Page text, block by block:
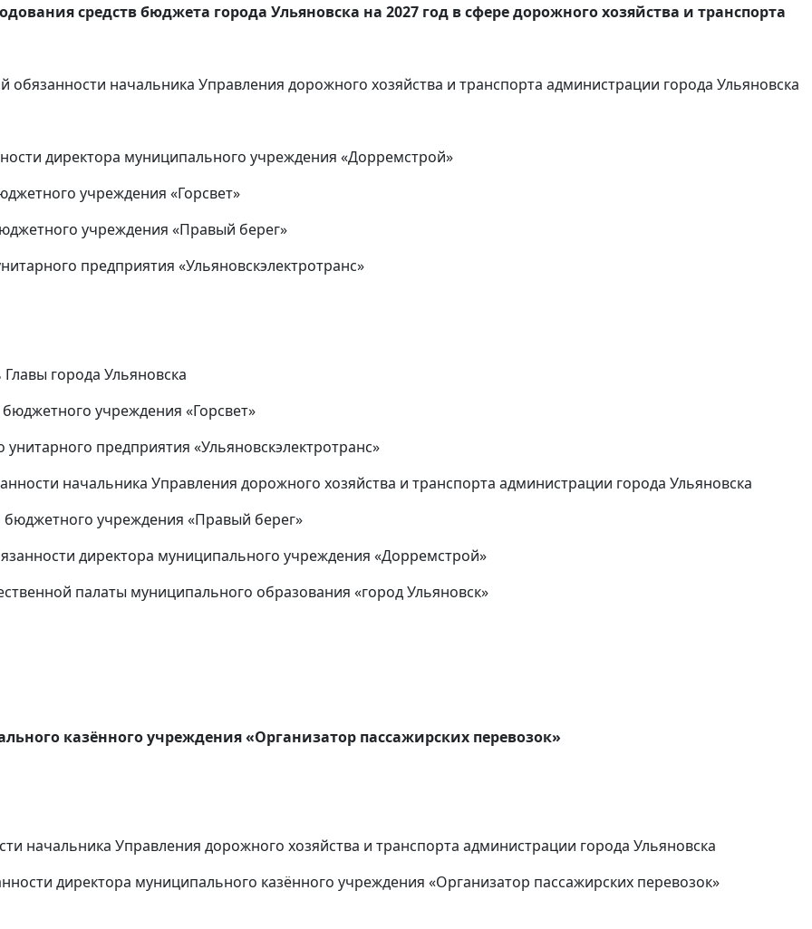
средств бюджета города Ульяновска на 2027 год в сфере дорожного хозяйства и транспорта
начальника Управления дорожного хозяйства и транспорта администрации города Ульяновска
директора муниципального учреждения «Дорремстрой»
учреждения «Горсвет»
учреждения «Правый берег»
предприятия «Ульяновскэлектротранс»
города Ульяновска
учреждения «Горсвет»
предприятия «Ульяновскэлектротранс»
начальника Управления дорожного хозяйства и транспорта администрации города Ульяновска
учреждения «Правый берег»
директора муниципального учреждения «Дорремстрой»
палаты муниципального образования «город Ульяновск»
казённого учреждения «Организатор пассажирских перевозок»
начальника Управления дорожного хозяйства и транспорта администрации города Ульяновска
директора муниципального казённого учреждения «Организатор пассажирских перевозок»